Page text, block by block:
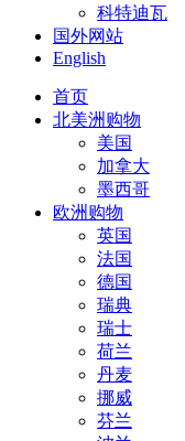
科特迪瓦
国外网站
English
首页
北美洲购物
美国
加拿大
墨西哥
欧洲购物
英国
法国
德国
瑞典
瑞士
荷兰
丹麦
挪威
芬兰